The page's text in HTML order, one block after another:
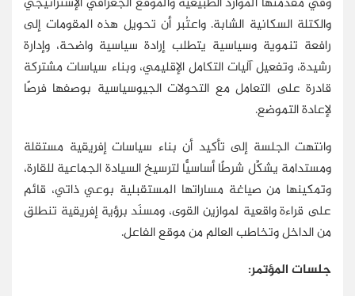
والكتلة السكانية الشابة. واعتُبر أن تحويل هذه المقومات إلى
رافعة تنموية وسياسية يتطلب إرادة سياسية واضحة، وإدارة
رشيدة، وتفعيل آليات التكامل الإقليمي، وبناء سياسات مشتركة
قادرة على التعامل مع التحولات الجيوسياسية بوصفها فرصًا
لإعادة التموضع.
وانتهت الجلسة إلى تأكيد أن بناء سياسات إفريقية مستقلة
ومستدامة يشكِّل شرطًا أساسيًّا لترسيخ السيادة الجماعية للقارة،
وتمكينها من صياغة مساراتها المستقبلية بوعي ذاتي، قائم
على قراءة واقعية لموازين القوى، ومسنَد برؤية إفريقية تنطلق
من الداخل وتخاطب العالم من موقع الفاعل.
جلسات المؤتمر: